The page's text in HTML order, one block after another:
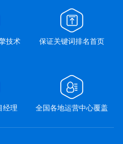
技术 保证关键词排名首页
经理 全国各地运营中心覆盖